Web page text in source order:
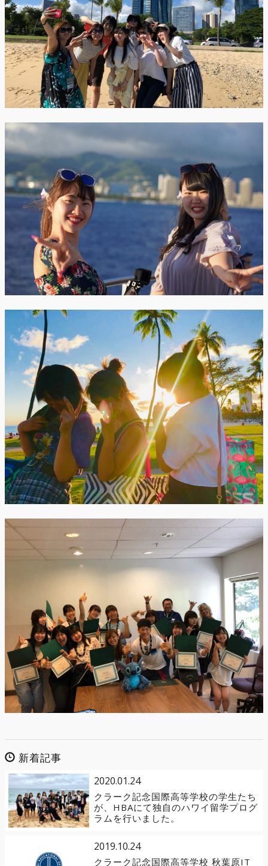
新着記事
2020.01.24
クラーク記念国際高等学校の学生たち
が、HBAにて独自のハワイ留学プログ
ラムを行いました。
2019.10.24
クラーク記念国際高等学校 秋葉原IT